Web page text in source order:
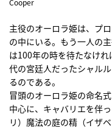
Cooper
主役のオーロラ姫は、プ
の中にいる。もう一人の
は100年の時を待たなけ
代の宮廷人だったシャル
るのである。
冒頭のオーロラ姫の命名
中心に、キャバリエを伴
リ）魔法の庭の精（イザ